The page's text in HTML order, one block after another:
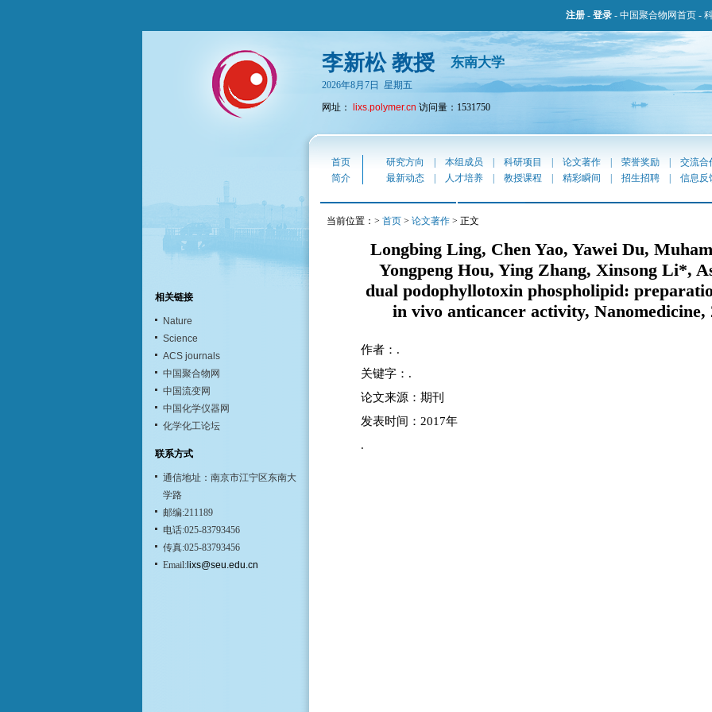
注册 - 登录 - 中国聚合物网首页 -
李新松 教授 东南大学
2026年8月7日 星期五
网址：
lixs.polymer.cn 访问量：1531750
相关链接
Nature
Science
ACS journals
中国聚合物网
中国流变网
中国化学仪器网
化学化工论坛
联系方式
通信地址：南京市江宁区东南大
学路
邮编:211189
电话:025-83793456
传真:025-83793456
Email:lixs@seu.edu.cn
首页 研究方向 本组成员 科研项目 论文著作 荣誉奖励
交流合
简介
最新动态 人才培养 教授课程 精彩瞬间 招生招聘 信息反
当前位置：> 首页 > 论文著作 > 正文
Longbing Ling, Chen Yao, Yawei Du,
Yongpeng Hou, Ying Zhang, Xinsong Li*,
dual podophyllotoxin phospholipid:
in vivo anticancer activity, Nanomedicine,
作者：.
关键字：.
论文来源：期刊
发表时间：2017年
.